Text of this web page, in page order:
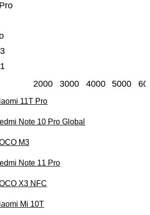
2000 3000 4000 5000
11T Pro
Note 10 Pro Global
M3
Note 11 Pro
X3 NFC
Mi 10T